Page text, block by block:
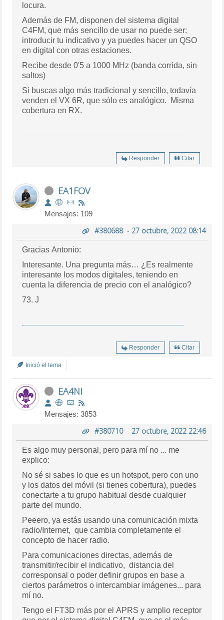
locura.
Además de FM, disponen del sistema digital
C4FM, que más sencillo de usar no puede ser:
introducir tu indicativo y ya puedes hacer un QSO
en digital con otras estaciones.
Recibe desde 0'5 a 1000 MHz (banda corrida, sin
saltos)
Si buscas algo más tradicional y sencillo, todavía
venden el VX 6R, que sólo es analógico. Misma
cobertura en RX.
Responder Citar
EA1FOV
Mensajes: 109
#380688- 27 octubre, 2022 08:14
Gracias Antonio:
Interesante. Una pregunta más… ¿Es realmente
interesante los modos digitales, teniendo en
cuenta la diferencia de precio con el analógico?
73. J
Responder Citar
Inició el tema
EA4NI
Mensajes: 3853
#380710- 27 octubre, 2022 22:46
Es algo muy personal, pero para mí no ... me
explico:
No sé si sabes lo que es un hotspot, pero con uno
y los datos del móvil (si tienes cobertura), puedes
conectarte a tu grupo habitual desde cualquier
parte del mundo.
Peeero, ya estás usando una comunicación mixta
radio/Internet, que cambia completamente el
concepto de hacer radio.
Para comunicaciones directas, además de
transmitir/recibir el indicativo, distancia del
corresponsal o poder definir grupos en base a
ciertos parámetros o intercambiar imágenes... para
mí no.
Tengo el FT3D más por el APRS y amplio receptor